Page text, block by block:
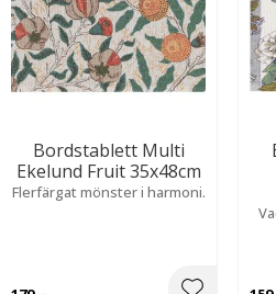
Bordstablett Multi
Ekelund Fruit 35x48cm
Flerfärgat mönster i harmoni.